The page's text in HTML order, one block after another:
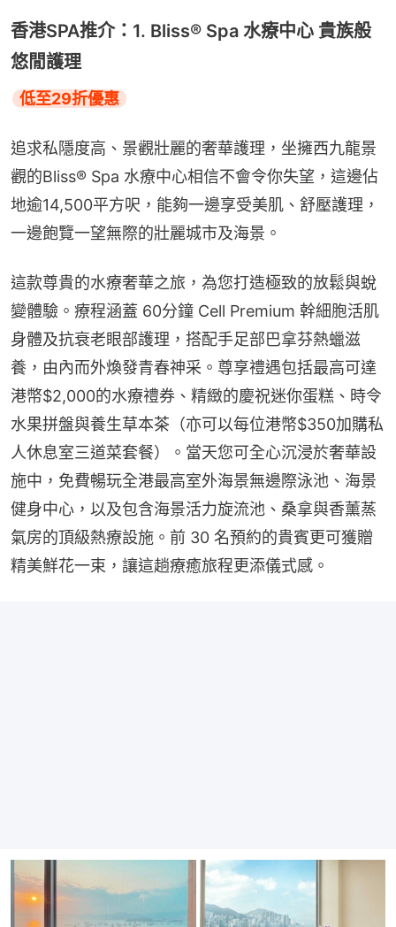
香港SPA推介：1. Bliss® Spa 水療中心 貴族般
悠閒護理
低至29折優惠
追求私隱度高、景觀壯麗的奢華護理，坐擁西九龍景
觀的Bliss® Spa 水療中心相信不會令你失望，這邊佔
地逾14,500平方呎，能夠一邊享受美肌、舒壓護理，
一邊飽覽一望無際的壯麗城市及海景。
這款尊貴的水療奢華之旅，為您打造極致的放鬆與蛻
變體驗。療程涵蓋 60分鐘 Cell Premium 幹細胞活肌
身體及抗衰老眼部護理，搭配手足部巴拿芬熱蠟滋
養，由內而外煥發青春神采。尊享禮遇包括最高可達
港幣$2,000的水療禮券、精緻的慶祝迷你蛋糕、時令
水果拼盤與養生草本茶（亦可以每位港幣$350加購私
人休息室三道菜套餐）。當天您可全心沉浸於奢華設
施中，免費暢玩全港最高室外海景無邊際泳池、海景
健身中心，以及包含海景活力旋流池、桑拿與香薰蒸
氣房的頂級熱療設施。前 30 名預約的貴賓更可獲贈
精美鮮花一束，讓這趟療癒旅程更添儀式感。